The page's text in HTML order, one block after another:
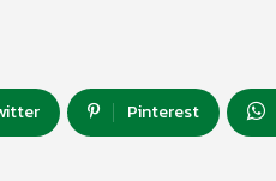
Pinterest